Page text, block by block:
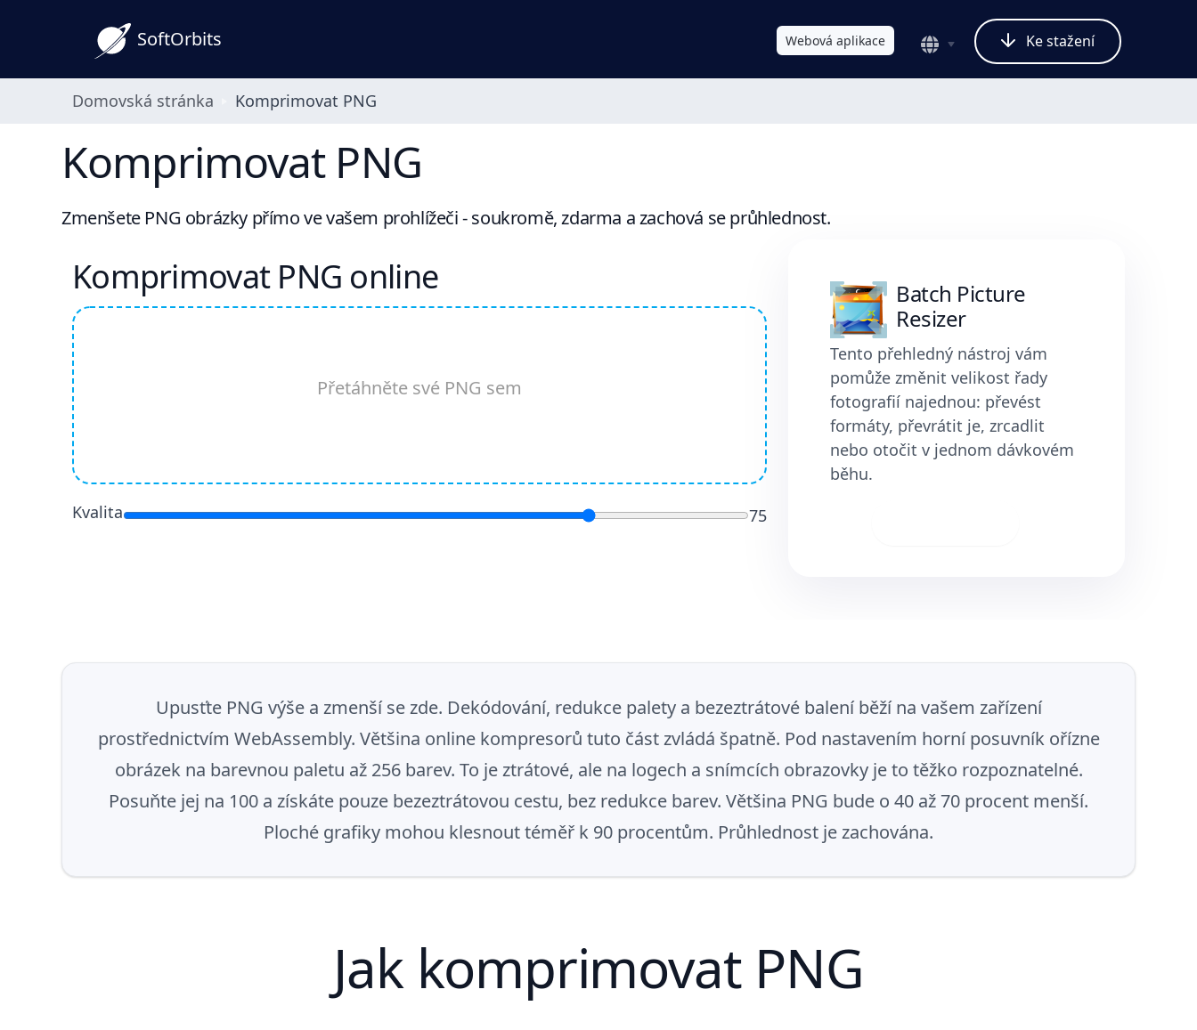
SoftOrbits Ke stažení
Webová aplikace
Domovská stránka Komprimovat PNG
Komprimovat PNG
Zmenšete PNG obrázky přímo ve vašem prohlížeči - soukromě, zdarma a zachová se průhlednost.
Komprimovat PNG online
Přetáhněte své PNG sem
Kvalita 75
Batch Picture
Resizer
Tento přehledný nástroj vám
pomůže změnit velikost řady
fotografií najednou: převést
formáty, převrátit je, zrcadlit
nebo otočit v jednom dávkovém
běhu.
Upusťte PNG výše a zmenší se zde. Dekódování, redukce palety a bezeztrátové balení běží na vašem zařízení
prostřednictvím WebAssembly. Většina online kompresorů tuto část zvládá špatně. Pod nastavením horní posuvník ořízne
obrázek na barevnou paletu až 256 barev. To je ztrátové, ale na logech a snímcích obrazovky je to těžko rozpoznatelné.
Posuňte jej na 100 a získáte pouze bezeztrátovou cestu, bez redukce barev. Většina PNG bude o 40 až 70 procent menší.
Ploché grafiky mohou klesnout téměř k 90 procentům. Průhlednost je zachována.
Jak komprimovat PNG